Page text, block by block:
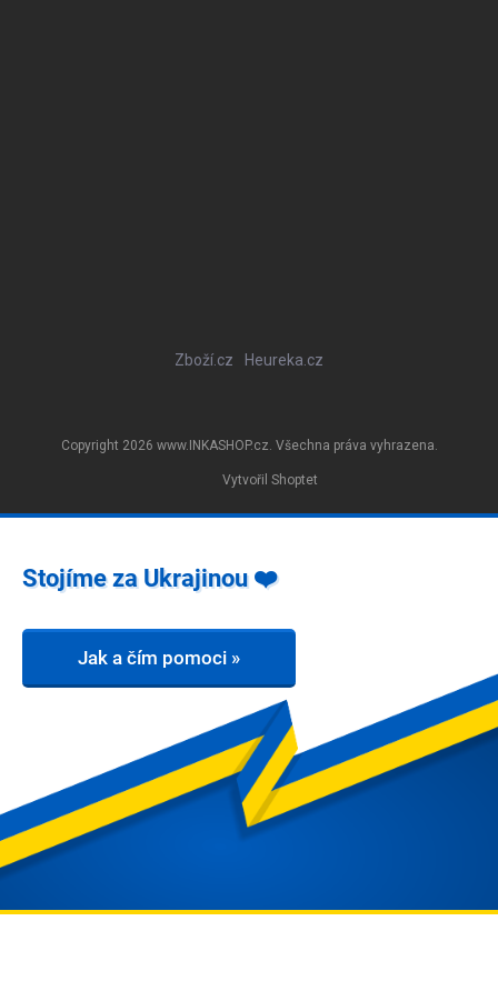
Zboží.cz Heureka.cz
Vytvořil Shoptet
Copyright 2026 www.INKASHOP.cz. Všechna práva vyhrazena.
Stojíme za Ukrajinou ❤️
Jak a čím pomoci »